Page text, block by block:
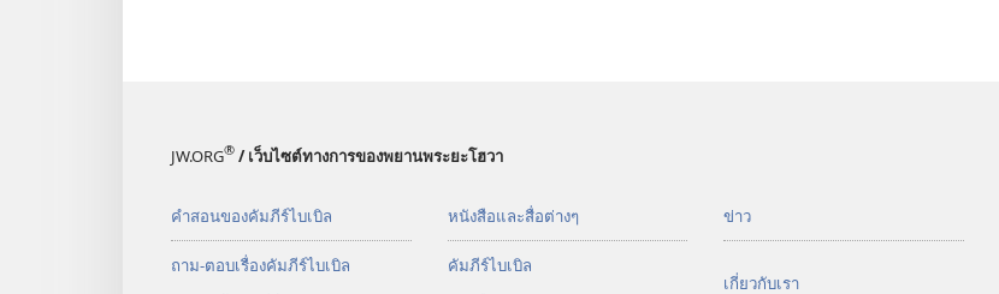
JW.ORG® / เว็บไซต์ทางการของพยานพระยะโฮวา
คำสอนของคัมภีร์ไบเบิล
ถาม-ตอบเรื่องคัมภีร์ไบเบิล
หนังสือและสื่อต่างๆ
คัมภีร์​ไบเบิล
ข่าว
เกี่ยว​กับ​เรา